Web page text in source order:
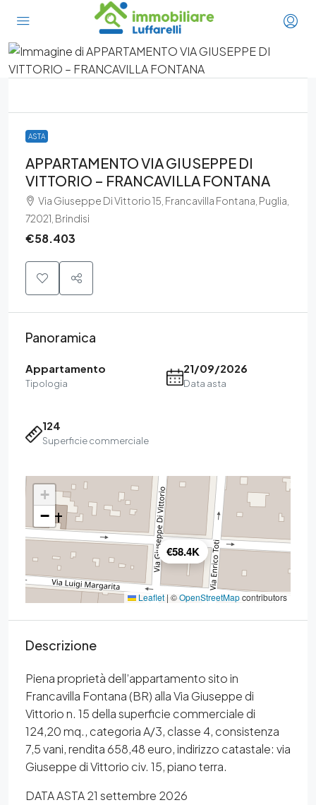
ASTA
APPARTAMENTO VIA GIUSEPPE DI
VITTORIO – FRANCAVILLA FONTANA
Via Giuseppe Di Vittorio 15, Francavilla Fontana, Puglia,
72021, Brindisi
€58.403
Panoramica
Appartamento
Tipologia
21/09/2026
Data asta
124
Superficie commerciale
€58.4K
+
−
Leaflet | ©OpenStreetMapcontributors
Descrizione
Piena proprietà dell’appartamento sito in
Francavilla Fontana (BR) alla Via Giuseppe di
Vittorio n. 15 della superficie commerciale di
124,20 mq., categoria A/3, classe 4, consistenza
7,5 vani, rendita 658,48 euro, indirizzo catastale: via
Giuseppe di Vittorio civ. 15, piano terra.
DATA ASTA 21 settembre 2026